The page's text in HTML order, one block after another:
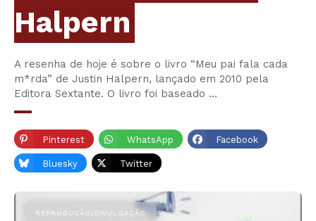
Halpern
A resenha de hoje é sobre o livro “Meu pai fala cada
m*rda” de Justin Halpern, lançado em 2010 pela
Editora Sextante. O livro foi baseado …
Pinterest WhatsApp Facebook
Bluesky Twitter